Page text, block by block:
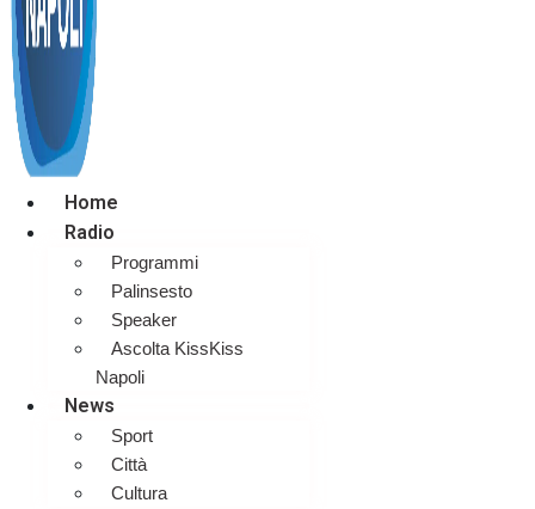
Home
Radio
Programmi
Palinsesto
Speaker
Ascolta KissKiss
Napoli
News
Sport
Città
Cultura